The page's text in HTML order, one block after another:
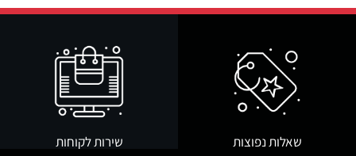
שאלות נפוצות שירות לקוחות